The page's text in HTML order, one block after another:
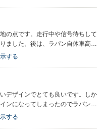
の点です。走行中や信号待ちして
ました。後は、ラパン自体車高が
感じると思います。コストパフォ
する
デザインでとても良いです。しか
ンになってしまったのでラパンら
しいデザインも好きなので大変満
する